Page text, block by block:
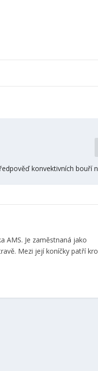
konvektivních bouří
AMS. Je zaměstnaná jako
Mezi její koníčky patří